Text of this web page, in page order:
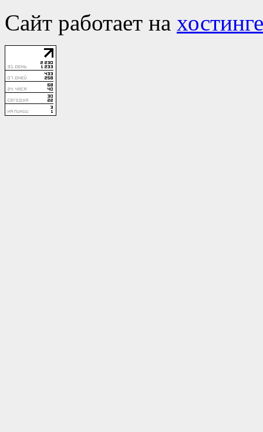
Сайт работает на